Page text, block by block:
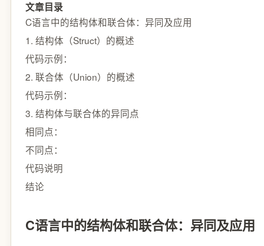
文章目录
C语言中的结构体和联合体：异同及应用
1. 结构体（Struct）的概述
代码示例：
2. 联合体（Union）的概述
代码示例：
3. 结构体与联合体的异同点
相同点：
不同点：
代码说明
结论
C语言中的结构体和联合体：异同及应用